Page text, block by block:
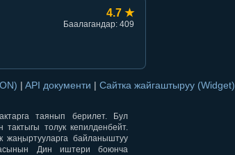
4.7 ★
Баалагандар: 409
| API документи | Сайтка жайгаштыруу (Widget)
таянып берилет. Бул
толук кепилденбейт.
жаңыртууларга байланыштуу
Дин иштери боюнча